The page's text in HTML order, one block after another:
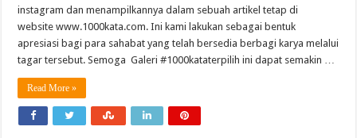
instagram dan menampilkannya dalam sebuah artikel tetap di
website www.1000kata.com. Ini kami lakukan sebagai bentuk
apresiasi bagi para sahabat yang telah bersedia berbagi karya melalui
tagar tersebut. Semoga Galeri #1000kataterpilih ini dapat semakin …
Read More »